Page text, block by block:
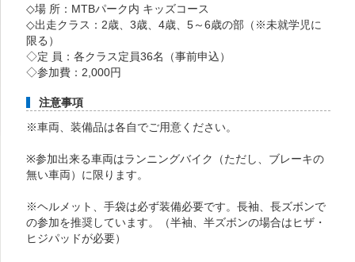
◇場 所：MTBパーク内 キッズコース
◇出走クラス：2歳、3歳、4歳、5～6歳の部（※未就学児に
限る）
◇定 員：各クラス定員36名（事前申込）
◇参加費：2,000円
注意事項
※車両、装備品は各自でご用意ください。
※参加出来る車両はランニングバイク（ただし、ブレーキの
無い車両）に限ります。
※ヘルメット、手袋は必ず装備必要です。長袖、長ズボンで
の参加を推奨しています。（半袖、半ズボンの場合はヒザ・
ヒジパッドが必要）